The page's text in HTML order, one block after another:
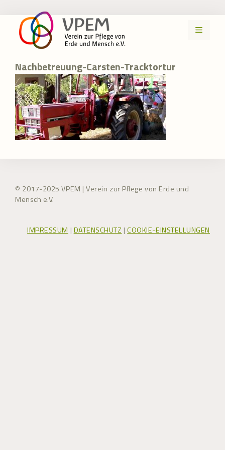
Inhalt
springen
MENÜ
Nachbetreuung-Carsten-Tracktortur
© 2017-2025 VPEM | Verein zur Pflege von Erde und
Mensch e.V.
IMPRESSUM | DATENSCHUTZ |COOKIE-EINSTELLUNGEN